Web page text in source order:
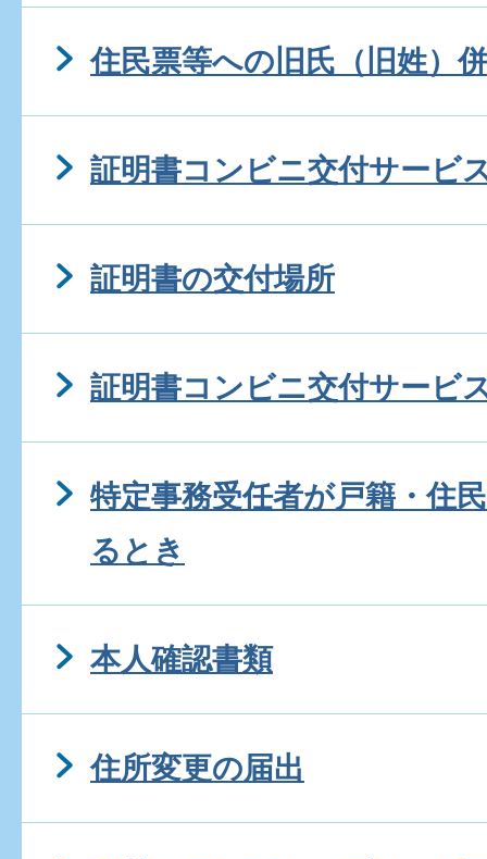
住民票等への旧氏（旧姓）
証明書コンビニ交付サービ
証明書の交付場所
証明書コンビニ交付サービ
特定事務受任者が戸籍・住
るとき
本人確認書類
住所変更の届出